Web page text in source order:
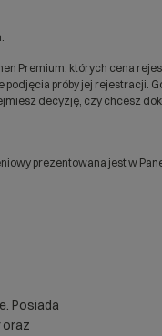
Premium, których cena
próby jej rejestracji.
decyzję, czy chcesz
prezentowana jest w
Posiada
oraz